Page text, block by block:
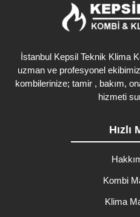
İstanbul Kepsil Teknik Klima
uzman ve profesyonel
kombilerinize; tamir , bakım,
hizmeti
Hızlı
Kombi
Klima